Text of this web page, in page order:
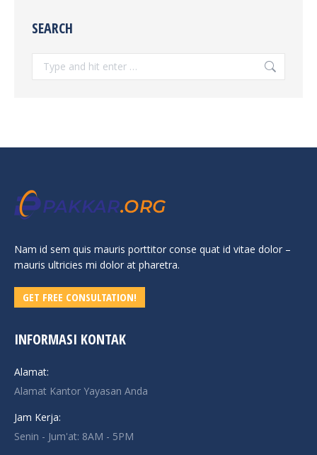
SEARCH
Search:
Nam id sem quis mauris porttitor conse quat id vitae dolor –
mauris ultricies mi dolor at pharetra.
GET FREE CONSULTATION!
INFORMASI KONTAK
Alamat:
Alamat Kantor Yayasan Anda
Jam Kerja:
Senin - Jum'at: 8AM - 5PM